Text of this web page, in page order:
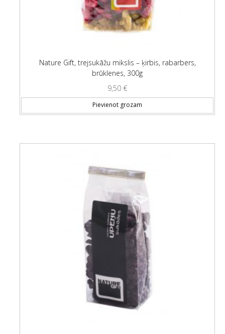
Nature Gift, trejsukāžu mikslis – ķirbis, rabarbers,
brūklenes, 300g
9,50 €
Pievienot grozam